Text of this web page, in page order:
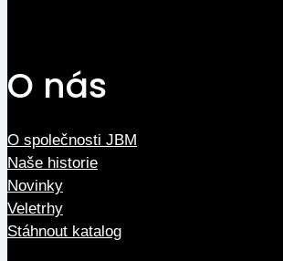
O nás
O společnosti JBM
Naše historie
Novinky
Veletrhy
Stáhnout katalog